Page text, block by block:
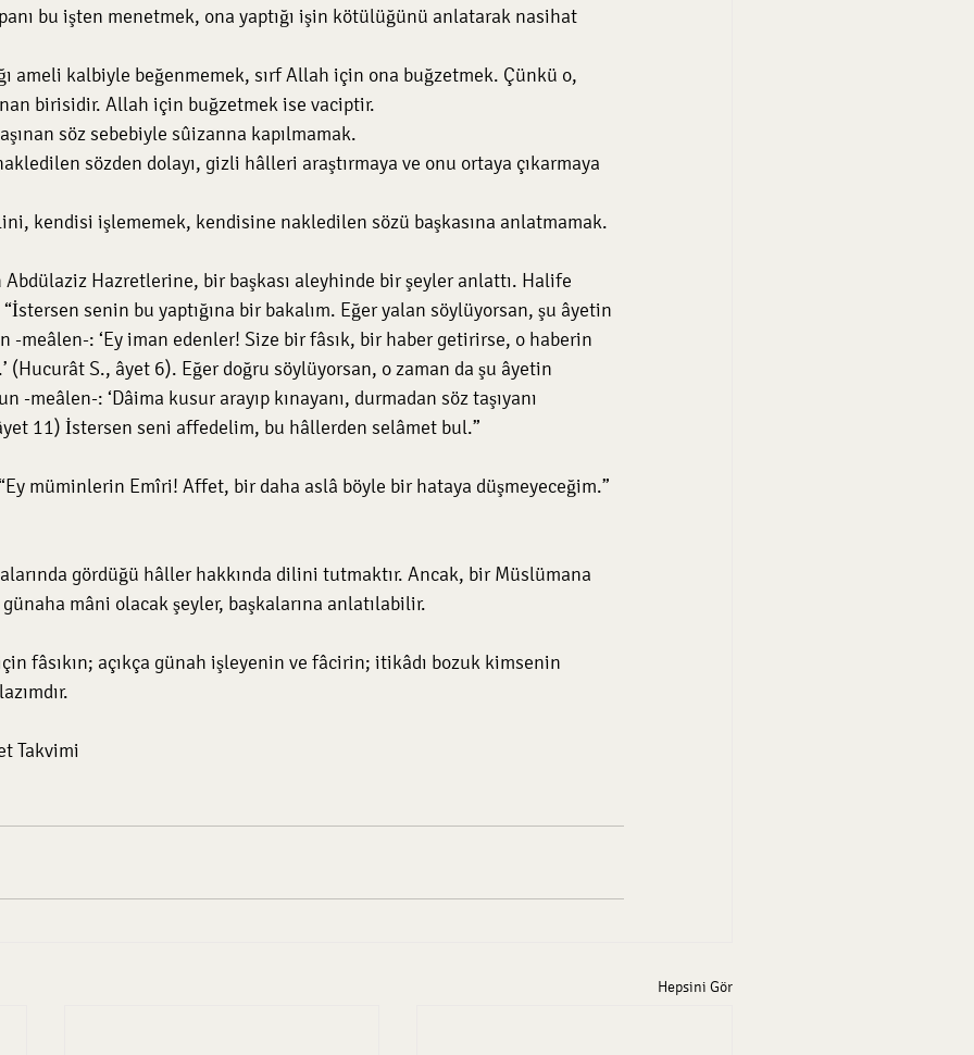
birisidir. Allah için buğzetmek ise vaciptir.
taşınan söz sebebiyle sûizanna kapılmamak.
kendisi işlememek, kendisine nakledilen sözü başkasına anlatmamak.
Hazretlerine, bir başkası aleyhinde bir şeyler anlattı. Halife
senin bu yaptığına bir bakalım. Eğer yalan söylüyorsan, şu âyetin
-meâlen-: ‘Ey iman edenler! Size bir fâsık, bir haber getirirse, o haberin
(Hucurât S., âyet 6). Eğer doğru söylüyorsan, o zaman da şu âyetin
-meâlen-: ‘Dâima kusur arayıp kınayanı, durmadan söz taşıyanı
11) İstersen seni affedelim, bu hâllerden selâmet bul.”
müminlerin Emîri! Affet, bir daha aslâ böyle bir hataya düşmeyeceğim.”
gördüğü hâller hakkında dilini tutmaktır. Ancak, bir Müslümana
mâni olacak şeyler, başkalarına anlatılabilir.
fâsıkın; açıkça günah işleyenin ve fâcirin; itikâdı bozuk kimsenin
Takvimi
Hepsini Gör